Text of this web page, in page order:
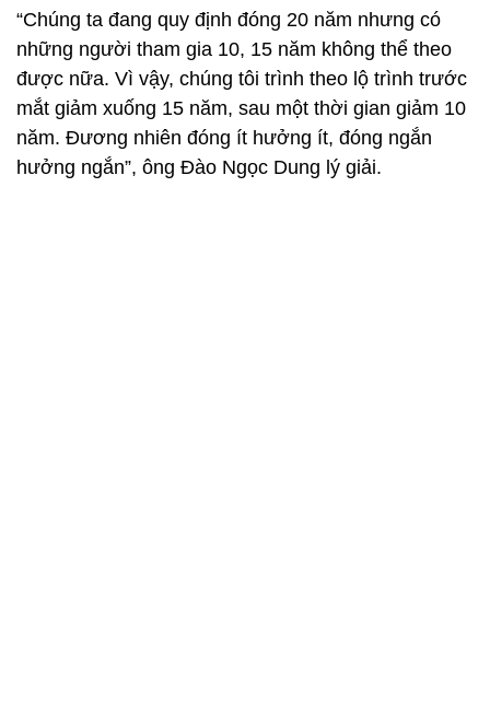
“Chúng ta đang quy định đóng 20 năm nhưng có
những người tham gia 10, 15 năm không thể theo
được nữa. Vì vậy, chúng tôi trình theo lộ trình trước
mắt giảm xuống 15 năm, sau một thời gian giảm 10
năm. Đương nhiên đóng ít hưởng ít, đóng ngắn
hưởng ngắn”, ông Đào Ngọc Dung lý giải.